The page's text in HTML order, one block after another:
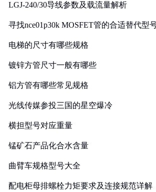
LGJ-240/30导线参数及载流量解析
寻找nce01p30k MOSFET管的合适替代型
电梯的尺寸有哪些规格
镀锌方管尺寸一般有哪些
铝方管有哪些常见规格
光线传媒参投三国的星空爆冷
横担型号对应重量
锰矿石产品化合水含量
曲臂车规格型号大全
配电柜母排螺栓力矩要求及连接规范详解